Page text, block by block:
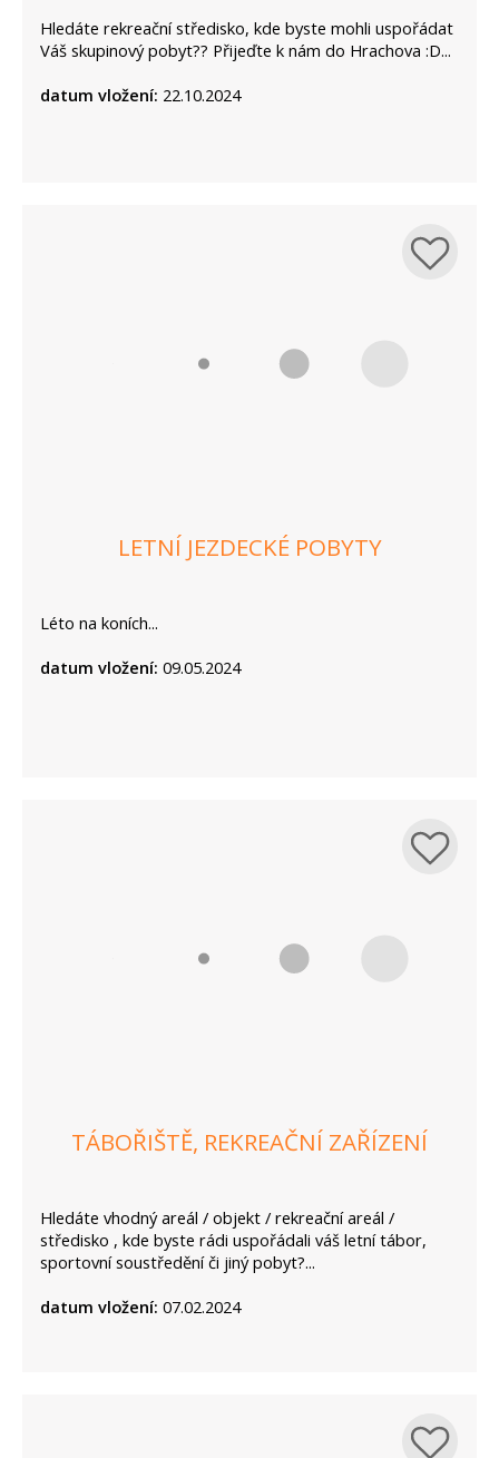
Hledáte rekreační středisko, kde byste mohli uspořádat
Váš skupinový pobyt?? Přijeďte k nám do Hrachova :D...
datum vložení: 22.10.2024
LETNÍ JEZDECKÉ POBYTY
Léto na koních...
datum vložení: 09.05.2024
TÁBOŘIŠTĚ, REKREAČNÍ ZAŘÍZENÍ
Hledáte vhodný areál / objekt / rekreační areál /
středisko , kde byste rádi uspořádali váš letní tábor,
sportovní soustředění či jiný pobyt?...
datum vložení: 07.02.2024